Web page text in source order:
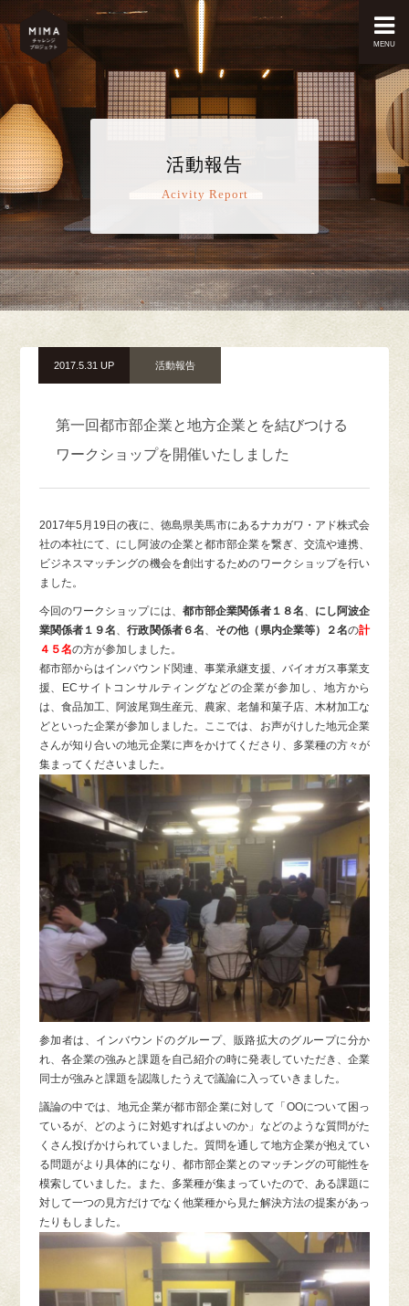
MENU
活動報告
Acivity Report
2017.5.31 UP 活動報告
第一回都市部企業と地方企業とを結びつける
ワークショップを開催いたしました
2017年5月19日の夜に、徳島県美馬市にあるナカガワ・アド株式会
社の本社にて、にし阿波の企業と都市部企業を繋ぎ、交流や連携、
ビジネスマッチングの機会を創出するためのワークショップを行い
ました。
今回のワークショップには、 都市部企業関係者１８名、 にし阿波企
業関係者１９名、行政関係者６名、 その他（県内企業等）２名の計
４５名の方が参加しました。
都市部からはインバウンド関連、事業承継支援、バイオガス事業支
援、ECサイトコンサルティングなどの企業が参加し、地方から
は、食品加工、阿波尾鶏生産元、農家、老舗和菓子店、木材加工な
どといった企業が参加しました。ここでは、お声がけした地元企業
さんが知り合いの地元企業に声をかけてくださり、多業種の方々が
集まってくださいました。
参加者は、インバウンドのグループ、販路拡大のグループに分か
れ、各企業の強みと課題を自己紹介の時に発表していただき、企業
同士が強みと課題を認識したうえで議論に入っていきました。
議論の中では、地元企業が都市部企業に対して「OOについて困っ
ているが、どのように対処すればよいのか」などのような質問がた
くさん投げかけられていました。質問を通して地方企業が抱えてい
る問題がより具体的になり、都市部企業とのマッチングの可能性を
模索していました。また、多業種が集まっていたので、ある課題に
対して一つの見方だけでなく他業種から見た解決方法の提案があっ
たりもしました。